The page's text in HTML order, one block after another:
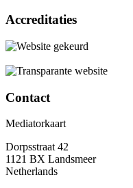
Accreditaties
Contact
Mediatorkaart
Dorpsstraat 42
1121 BX Landsmeer
Netherlands